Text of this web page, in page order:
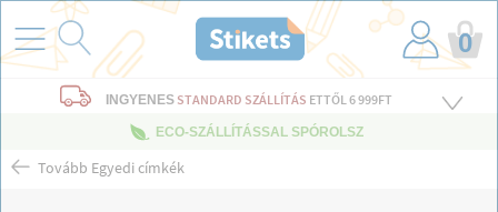
0
INGYENES STANDARD SZÁLLÍTÁS ETTŐL 6 999FT
ECO-SZÁLLÍTÁSSAL SPÓROLSZ
Tovább Egyedi címkék